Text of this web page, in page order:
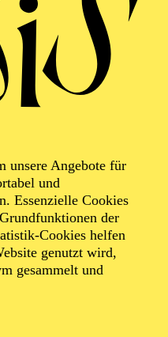
unsere Angebote für
und
Essenzielle Cookies
der
Cookies helfen
genutzt wird,
gesammelt und
Jelinek